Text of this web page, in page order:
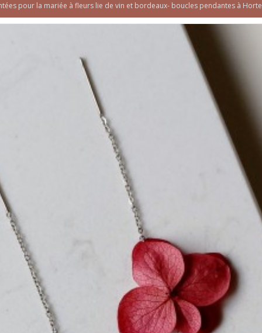
pour la mariée à fleurs lie de vin et bordeaux- boucles pendantes à